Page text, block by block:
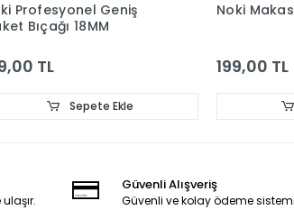
Profesyonel Geniş
Bıçağı 18MM
TL
Sepete Ekle
Noki
199,00 TL
Güvenli Alışveriş
Güvenli ve kolay ödeme sistemi